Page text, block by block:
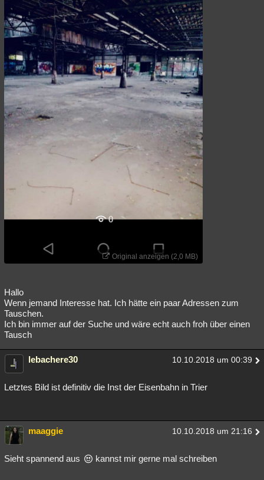
Original anzeigen (2,0 MB)
Hallo
Wenn jemand Interesse hat. Ich hätte ein paar Adressen zum
Tauschen.
Ich bin immer auf der Suche und wäre echt auch froh über einen
Tausch
lebachere30 10.10.2018 um 00:39
Letztes Bild ist definitiv die Inst der Eisenbahn in Trier
maaggie 10.10.2018 um 21:16
Sieht spannend aus kannst mir gerne mal schreiben